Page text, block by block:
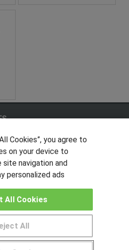
al centro
Cookies”, you agree to
on your device to
site navigation and
personalized ads
All
All Cookies